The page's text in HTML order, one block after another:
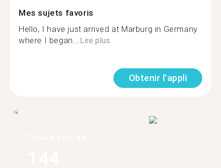
Mes sujets favoris
Hello, I have just arrived at Marburg in Germany
where I began... Lire plus
Obtenir l'appli